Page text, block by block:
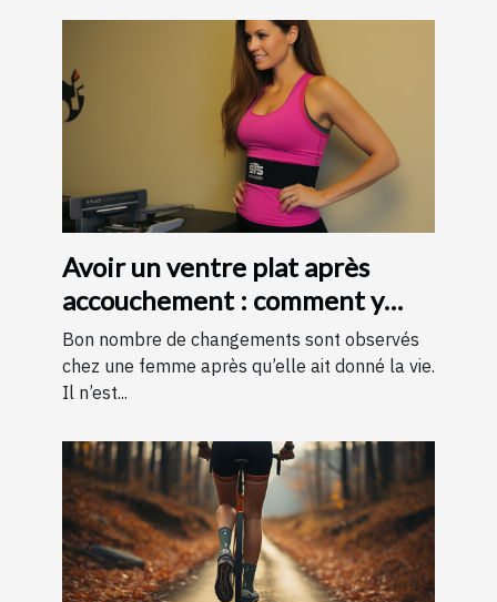
Avoir un ventre plat après
accouchement : comment y
parvenir ?
Bon nombre de changements sont observés
chez une femme après qu’elle ait donné la vie.
Il n’est...